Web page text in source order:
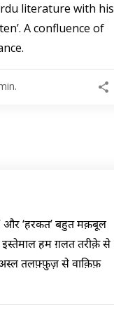
literature with his
A confluence of
और ‘हरकत’ बहुत मक़बूल
हम ग़लत तरीक़े से
अस्ल तलफ़्फ़ुज़ से वाक़िफ़